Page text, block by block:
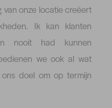
van onze locatie creëert
Ik kan klanten
nooit had kunnen
we ook al wat
doel om op termijn